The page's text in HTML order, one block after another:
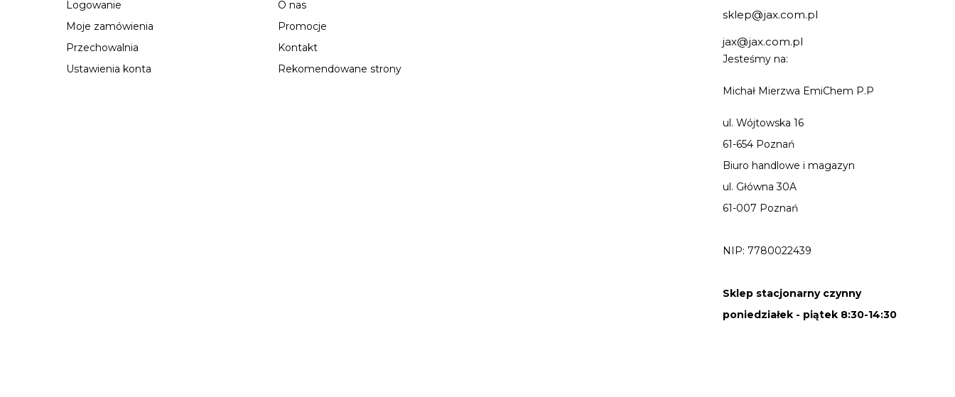
Logowanie
Moje zamówienia
Przechowalnia
Ustawienia konta
O nas
Promocje
Kontakt
Rekomendowane strony
sklep@jax.com.pl
jax@jax.com.pl
Jesteśmy na:
Michał Mierzwa EmiChem P.P
ul. Wójtowska 16
61-654 Poznań
Biuro handlowe i magazyn
ul. Główna 30A
61-007 Poznań
NIP: 7780022439
Sklep stacjonarny czynny
poniedziałek - piątek 8:30-14:30